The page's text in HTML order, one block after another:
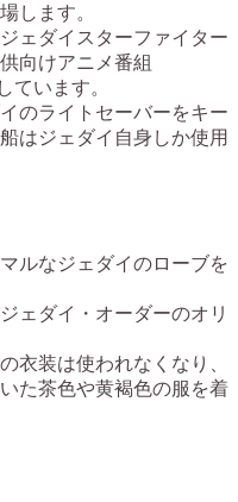
します。
ェダイスターファイター
向けアニメ番組
ています。
のライトセーバーをキー
はジェダイ自身しか使用
ルなジェダイのローブを
ェダイ・オーダーのオリ
衣装は使われなくなり、
た茶色や黄褐色の服を着